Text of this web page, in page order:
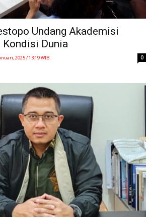
Undang Akademisi
Kondisi Dunia
2025 / 13:19 WIB 0